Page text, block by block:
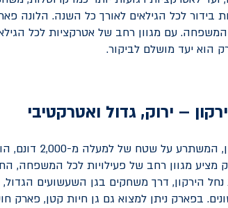
בידור לכל הגילאים לאורך כל השנה. הלונה
עם מגוון רחב של אטרקציות לכל
הוא יעד מושלם לביקור.
– ירוק, גדול ואטרקטיבי
פארק הירקון,
מציע מגוון רחב של פעילויות לכל המשפחה, החל
נחל הירקון, דרך משחקים בגן השעשועים הגדול,
בפארק ניתן למצוא גם גן חיות קטן, פארק